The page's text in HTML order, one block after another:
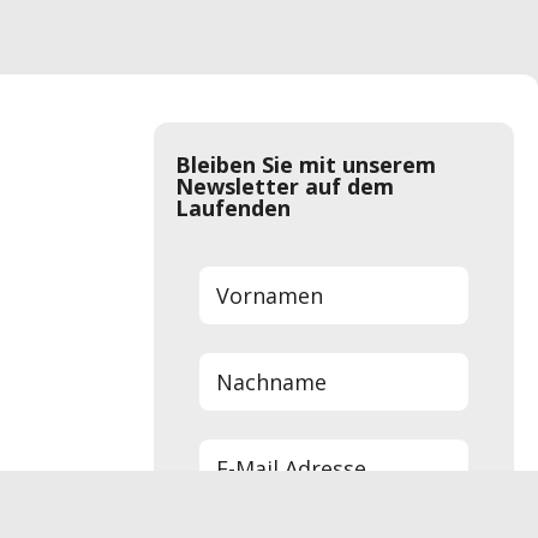
Bleiben Sie mit unserem
Newsletter auf dem
Laufenden